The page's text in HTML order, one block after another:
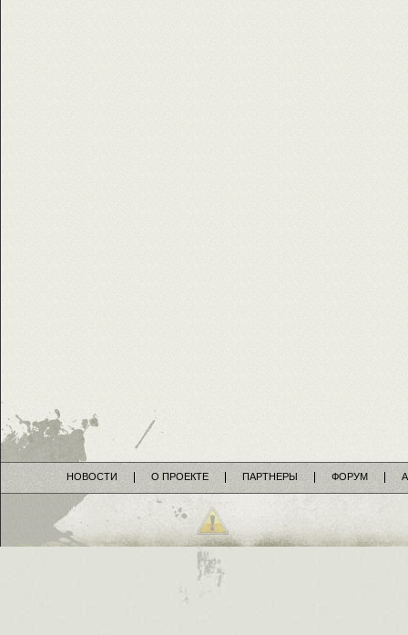
НОВОСТИ О ПРОЕКТЕ ПАРТНЕРЫ ФОРУМ